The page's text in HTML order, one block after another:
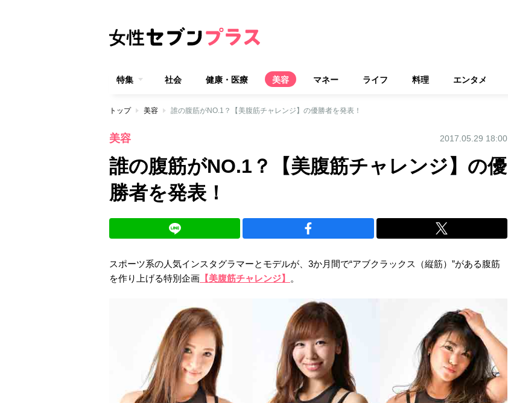
特集 社会 健康・医療 美容 マネー ライフ 料理 エンタメ
トップ 美容 誰の腹筋がNO.1？【美腹筋チャレンジ】の優勝者を発表！
美容 2017.05.29 18:00
誰の腹筋がNO.1？【美腹筋チャレンジ】の優
勝者を発表！
スポーツ系の人気インスタグラマーとモデルが、3か月間で“アブクラックス（縦筋）”がある腹筋
を作り上げる特別企画 【美腹筋チャレンジ】 。